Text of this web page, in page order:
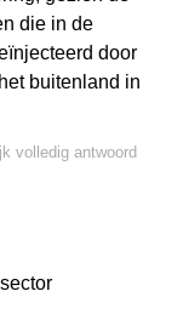
die in de
door
buitenland in
volledig antwoord